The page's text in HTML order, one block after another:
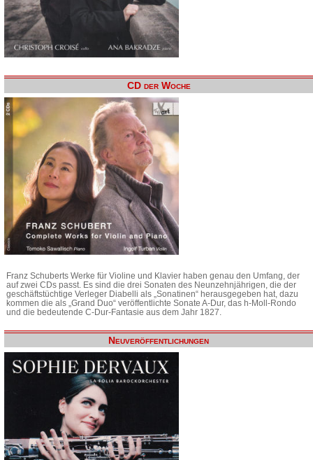
CD der Woche
Franz Schuberts Werke für Violine und Klavier haben genau den Umfang, der
auf zwei CDs passt. Es sind die drei Sonaten des Neunzehnjährigen, die der
geschäftstüchtige Verleger Diabelli als „Sonatinen“ herausgegeben hat, dazu
kommen die als „Grand Duo“ veröffentlichte Sonate A-Dur, das h-Moll-Rondo
und die bedeutende C-Dur-Fantasie aus dem Jahr 1827.
Neuveröffentlichungen